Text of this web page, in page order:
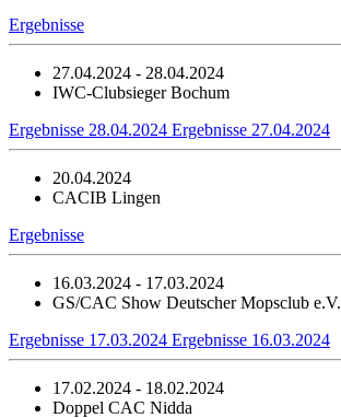
Ergebnisse
27.04.2024 - 28.04.2024
IWC-Clubsieger Bochum
Ergebnisse 28.04.2024 Ergebnisse 27.04.2024
20.04.2024
CACIB Lingen
Ergebnisse
16.03.2024 - 17.03.2024
GS/CAC Show Deutscher Mopsclub e.V.
Ergebnisse 17.03.2024 Ergebnisse 16.03.2024
17.02.2024 - 18.02.2024
Doppel CAC Nidda